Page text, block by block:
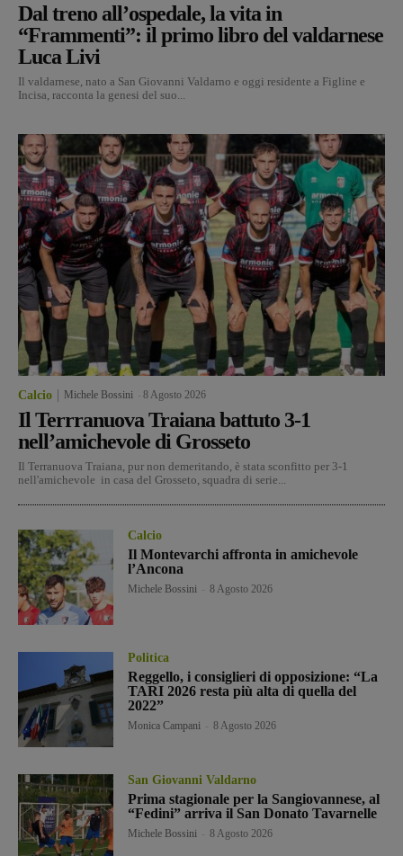
Dal treno all’ospedale, la vita in
“Frammenti”: il primo libro del valdarnese
Luca Livi
Il valdarnese, nato a San Giovanni Valdarno e oggi residente a Figline e
Incisa, racconta la genesi del suo...
Calcio Michele Bossini 8 Agosto 2026
Il Terrranuova Traiana battuto 3-1
nell’amichevole di Grosseto
Il Terranuova Traiana, pur non demeritando, è stata sconfitto per 3-1
nell'amichevole in casa del Grosseto, squadra di serie...
Calcio
Il Montevarchi affronta in amichevole
l’Ancona
Michele Bossini 8 Agosto 2026
Politica
Reggello, i consiglieri di opposizione: “La
TARI 2026 resta più alta di quella del
2022”
Monica Campani 8 Agosto 2026
San Giovanni Valdarno
Prima stagionale per la Sangiovannese, al
“Fedini” arriva il San Donato Tavarnelle
Michele Bossini 8 Agosto 2026